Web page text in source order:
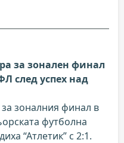
за зонален финал
след успех над
за зоналния финал в
футболна
“Атлетик” с 2:1.